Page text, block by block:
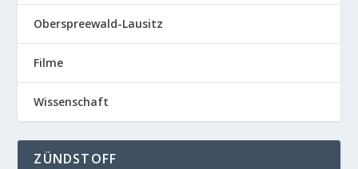
Oberspreewald-Lausitz
Filme
Wissenschaft
ZÜNDSTOFF